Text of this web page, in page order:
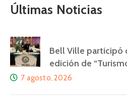
Últimas Noticias
Bell Ville participó
edición de
7 agosto, 2026